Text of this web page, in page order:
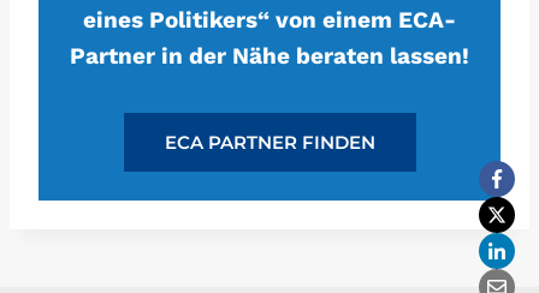
eines Politikers“ von einem ECA-
Partner in der Nähe beraten lassen!
ECA PARTNER FINDEN